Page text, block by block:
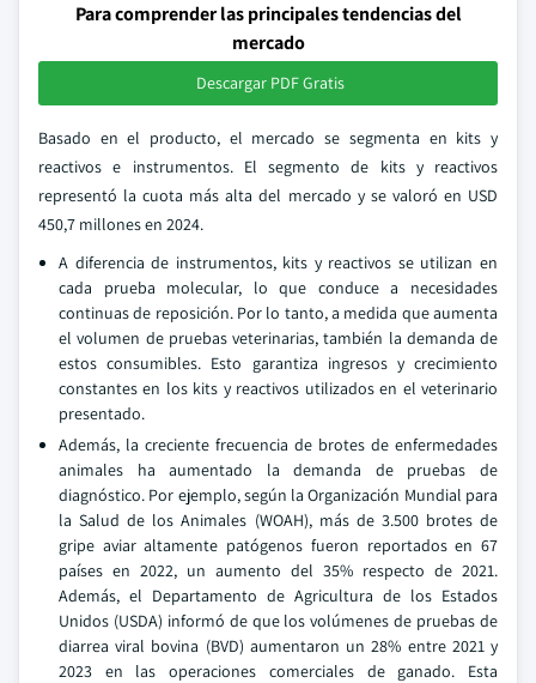
Para comprender las principales tendencias del
mercado
Descargar PDF Gratis
Basado en el producto, el mercado se segmenta en kits y
reactivos e instrumentos. El segmento de kits y reactivos
representó la cuota más alta del mercado y se valoró en USD
450,7 millones en 2024.
A diferencia de instrumentos, kits y reactivos se utilizan en
cada prueba molecular, lo que conduce a necesidades
continuas de reposición. Por lo tanto, a medida que aumenta
el volumen de pruebas veterinarias, también la demanda de
estos consumibles. Esto garantiza ingresos y crecimiento
constantes en los kits y reactivos utilizados en el veterinario
presentado.
Además, la creciente frecuencia de brotes de enfermedades
animales ha aumentado la demanda de pruebas de
diagnóstico. Por ejemplo, según la Organización Mundial para
la Salud de los Animales (WOAH), más de 3.500 brotes de
gripe aviar altamente patógenos fueron reportados en 67
países en 2022, un aumento del 35% respecto de 2021.
Además, el Departamento de Agricultura de los Estados
Unidos (USDA) informó de que los volúmenes de pruebas de
diarrea viral bovina (BVD) aumentaron un 28% entre 2021 y
2023 en las operaciones comerciales de ganado. Esta